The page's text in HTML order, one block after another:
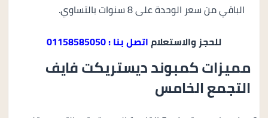
الباقي من سعر الوحدة على 8 سنوات بالتساوي.
للحجز والاستعلاماتصل بنا : 01158585050
مميزات كمبوند ديستريكت فايف
التجمع الخامس